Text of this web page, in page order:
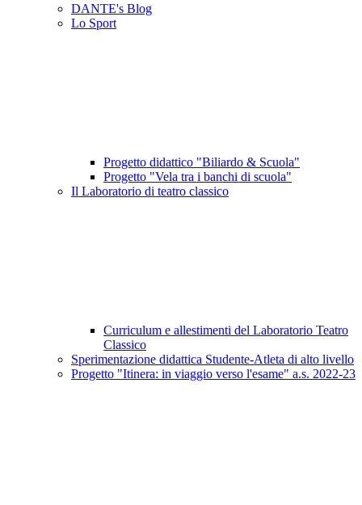
DANTE's Blog
Lo Sport
Progetto didattico "Biliardo & Scuola"
Progetto "Vela tra i banchi di scuola"
Il Laboratorio di teatro classico
Curriculum e allestimenti del Laboratorio Teatro
Classico
Sperimentazione didattica Studente-Atleta di alto livello
Progetto "Itinera: in viaggio verso l'esame" a.s. 2022-23